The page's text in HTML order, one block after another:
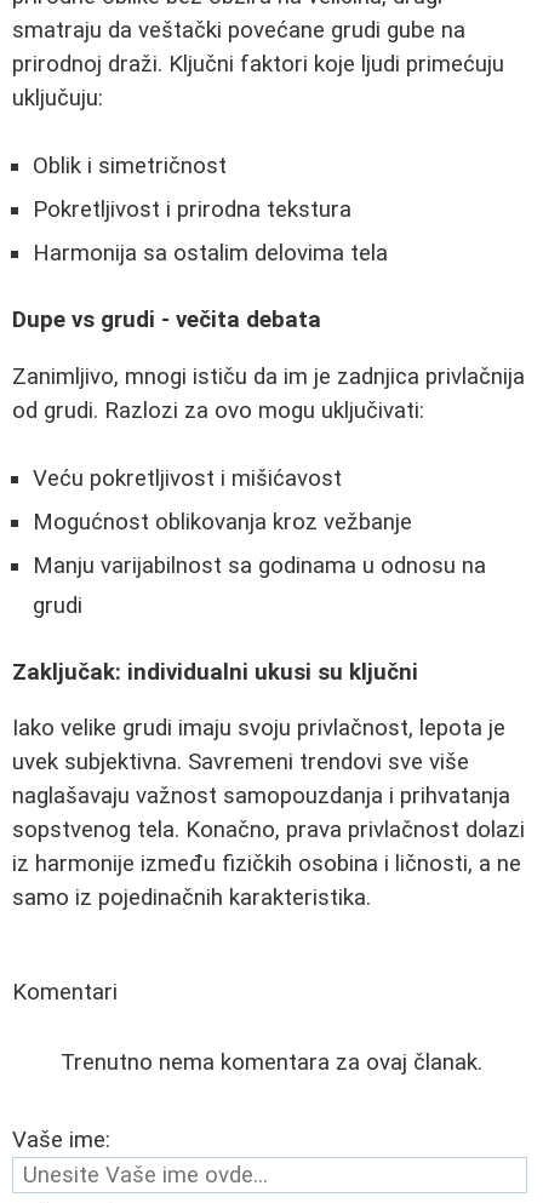
smatraju da veštački povećane grudi gube na
prirodnoj draži. Ključni faktori koje ljudi primećuju
uključuju:
Oblik i simetričnost
Pokretljivost i prirodna tekstura
Harmonija sa ostalim delovima tela
Dupe vs grudi - večita debata
Zanimljivo, mnogi ističu da im je zadnjica privlačnija
od grudi. Razlozi za ovo mogu uključivati:
Veću pokretljivost i mišićavost
Mogućnost oblikovanja kroz vežbanje
Manju varijabilnost sa godinama u odnosu na
grudi
Zaključak: individualni ukusi su ključni
Iako velike grudi imaju svoju privlačnost, lepota je
uvek subjektivna. Savremeni trendovi sve više
naglašavaju važnost samopouzdanja i prihvatanja
sopstvenog tela. Konačno, prava privlačnost dolazi
iz harmonije između fizičkih osobina i ličnosti, a ne
samo iz pojedinačnih karakteristika.
Komentari
Trenutno nema komentara za ovaj članak.
Vaše ime: